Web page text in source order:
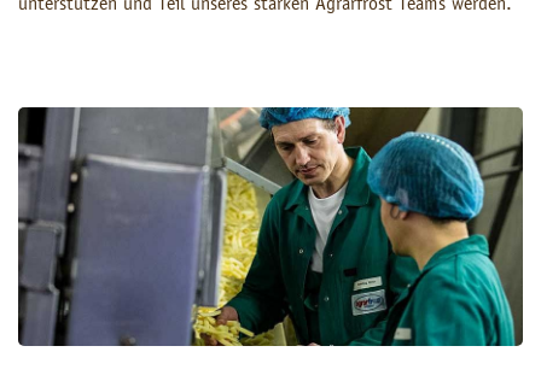
unterstützen und Teil unseres starken Agrarfrost Teams werden.